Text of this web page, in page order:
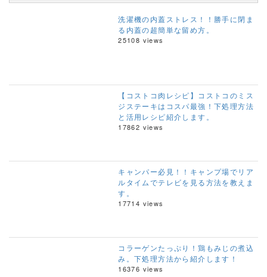
洗濯機の内蓋ストレス！！勝手に閉ま
る内蓋の超簡単な留め方。
25108 views
【コストコ肉レシピ】コストコのミス
ジステーキはコスパ最強！下処理方法
と活用レシピ紹介します。
17862 views
キャンパー必見！！キャンプ場でリア
ルタイムでテレビを見る方法を教えま
す。
17714 views
コラーゲンたっぷり！鶏もみじの煮込
み。下処理方法から紹介します！
16376 views